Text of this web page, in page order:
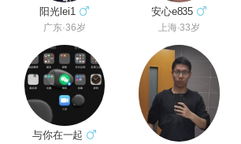
阳光lei1
广东·36岁
安心e835
上海·33岁
与你在一起